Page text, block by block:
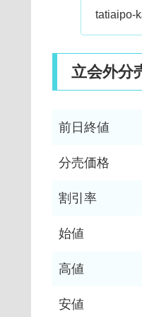
tatiaipo-
立会外分
前日終値
分売価格
割引率
始値
高値
安値